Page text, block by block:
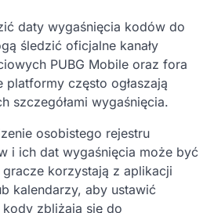
daty wygaśnięcia kodów do
śledzić oficjalne kanały
PUBG Mobile oraz fora
platformy często ogłaszają
szczegółami wygaśnięcia.
osobistego rejestru
i ich dat wygaśnięcia może być
korzystają z aplikacji
kalendarzy, aby ustawić
zbliżają się do